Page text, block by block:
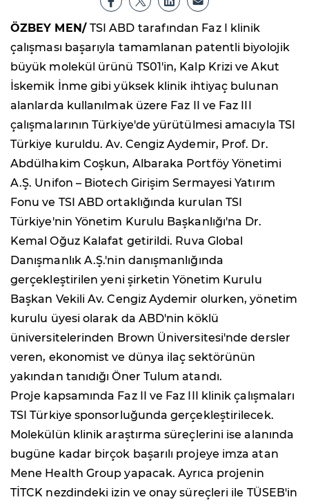
ÖZBEY MEN/ TSI ABD tarafından Faz I klinik
çalışması başarıyla tamamlanan patentli biyolojik
büyük molekül ürünü TS01'in, Kalp Krizi ve Akut
İskemik İnme gibi yüksek klinik ihtiyaç bulunan
alanlarda kullanılmak üzere Faz II ve Faz III
çalışmalarının Türkiye'de yürütülmesi amacıyla TSI
Türkiye kuruldu. Av. Cengiz Aydemir, Prof. Dr.
Abdülhakim Coşkun, Albaraka Portföy Yönetimi
A.Ş. Unifon – Biotech Girişim Sermayesi Yatırım
Fonu ve TSI ABD ortaklığında kurulan TSI
Türkiye'nin Yönetim Kurulu Başkanlığı'na Dr.
Kemal Oğuz Kalafat getirildi. Ruva Global
Danışmanlık A.Ş.'nin danışmanlığında
gerçekleştirilen yeni şirketin Yönetim Kurulu
Başkan Vekili Av. Cengiz Aydemir olurken, yönetim
kurulu üyesi olarak da ABD'nin köklü
üniversitelerinden Brown Üniversitesi'nde dersler
veren, ekonomist ve dünya ilaç sektörünün
yakından tanıdığı Öner Tulum atandı.
Proje kapsamında Faz II ve Faz III klinik çalışmaları
TSI Türkiye sponsorluğunda gerçekleştirilecek.
Molekülün klinik araştırma süreçlerini ise alanında
bugüne kadar birçok başarılı projeye imza atan
Mene Health Group yapacak. Ayrıca projenin
TİTCK nezdindeki izin ve onay süreçleri ile TÜSEB'in